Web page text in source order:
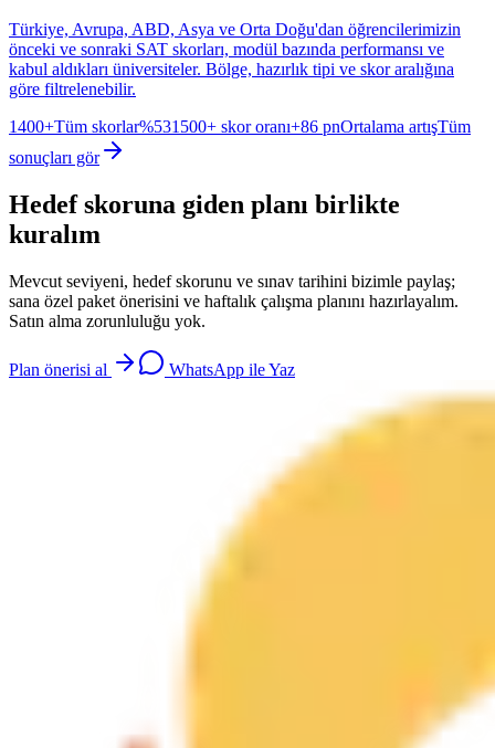
Türkiye, Avrupa, ABD, Asya ve Orta Doğu'dan öğrencilerimizin
önceki ve sonraki SAT skorları, modül bazında performansı ve
kabul aldıkları üniversiteler. Bölge, hazırlık tipi ve skor aralığına
göre filtrelenebilir.
1400+Tüm skorlar%531500+ skor oranı+86 pnOrtalama artışTüm
sonuçları gör
Hedef skoruna giden planı birlikte
kuralım
Mevcut seviyeni, hedef skorunu ve sınav tarihini bizimle paylaş;
sana özel paket önerisini ve haftalık çalışma planını hazırlayalım.
Satın alma zorunluluğu yok.
Plan önerisi al WhatsApp ile Yaz